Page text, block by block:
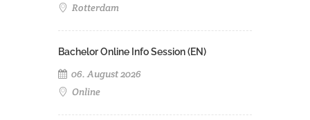
Rotterdam
Bachelor Online Info Session (EN)
06. August 2026
Online